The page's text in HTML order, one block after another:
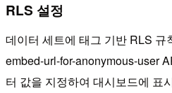
RLS 설정
데이터 세트에 태그 기반 RLS 규
embed-url-for-anonymous-user
터 값을 지정하여 대시보드에 표